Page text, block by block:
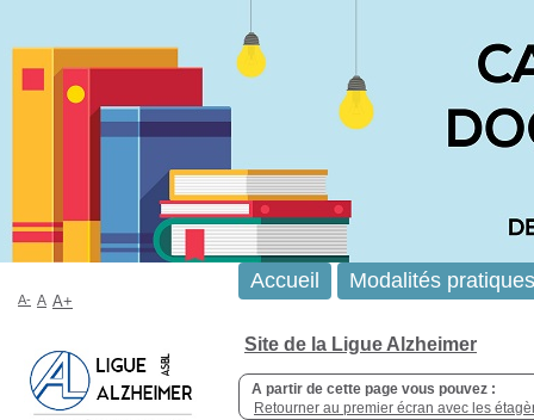
Site de la Ligue Alzheimer
A partir de cette page vous pouvez :
Retourner au premier écran avec les
Accueil Modalités pratiques
A- A A+